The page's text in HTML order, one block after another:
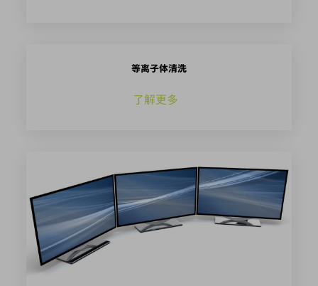
等离子体清洗
了解更多